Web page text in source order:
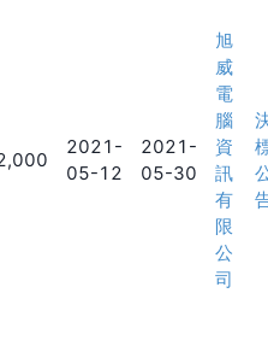
2021-
05-12
2021-
05-30
旭
威
電
腦
資
訊
有
限
公
司